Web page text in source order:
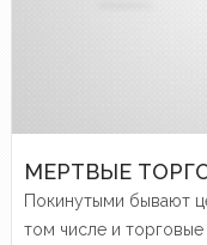
МЕРТВЫЕ
Покинутыми бывают
том числе и торговые